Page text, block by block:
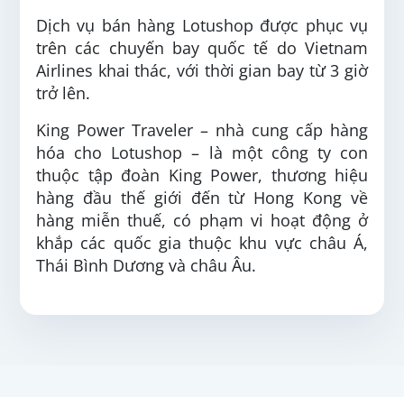
Dịch vụ bán hàng Lotushop được phục vụ
trên các chuyến bay quốc tế do Vietnam
Airlines khai thác, với thời gian bay từ 3 giờ
trở lên.
King Power Traveler – nhà cung cấp hàng
hóa cho Lotushop – là một công ty con
thuộc tập đoàn King Power, thương hiệu
hàng đầu thế giới đến từ Hong Kong về
hàng miễn thuế, có phạm vi hoạt động ở
khắp các quốc gia thuộc khu vực châu Á,
Thái Bình Dương và châu Âu.